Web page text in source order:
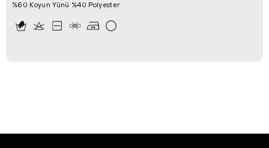
%60 Koyun Yünü %40 Polyester